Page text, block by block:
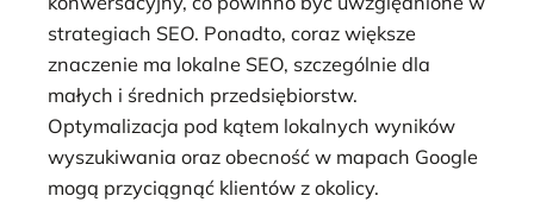
strategiach SEO. Ponadto, coraz większe
znaczenie ma lokalne SEO, szczególnie dla
małych i średnich przedsiębiorstw.
Optymalizacja pod kątem lokalnych wyników
wyszukiwania oraz obecność w mapach Google
mogą przyciągnąć klientów z okolicy.